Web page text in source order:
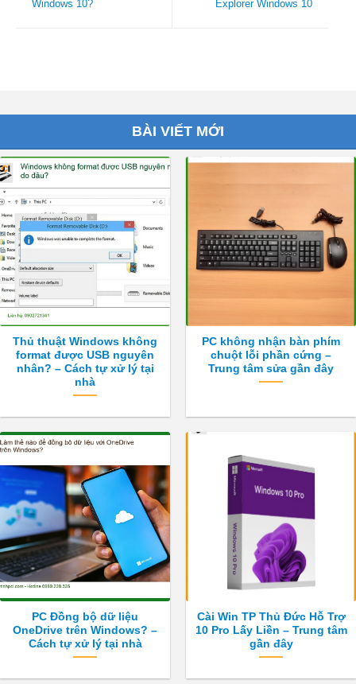
Windows 10?
Explorer Windows 10
BÀI VIẾT MỚI
Thủ thuật Windows không
format được USB nguyên
nhân? – Cách tự xử lý tại
nhà
PC không nhận bàn phím
chuột lỗi phần cứng –
Trung tâm sửa gần đây
PC Đồng bộ dữ liệu
OneDrive trên Windows? –
Cách tự xử lý tại nhà
Cài Win TP Thủ Đức Hỗ Trợ
10 Pro Lấy Liền – Trung tâm
gần đây